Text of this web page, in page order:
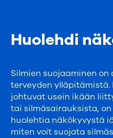
Huolehdi
Silmien suojaaminen on
terveyden ylläpitämistä.
johtuvat usein ikään
tai silmäsairauksista,
huolehtia näkökyvystä
miten voit suojata